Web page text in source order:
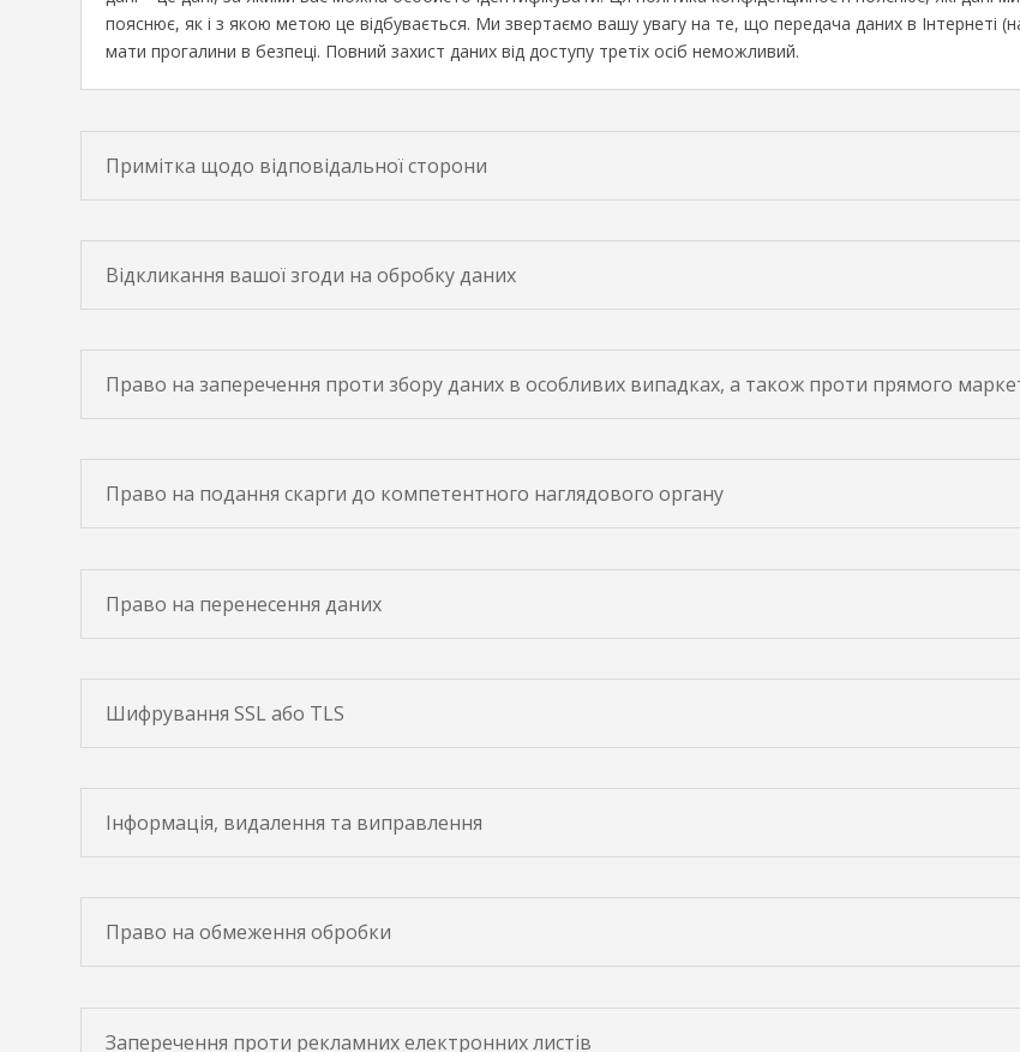
пояснює, як і з якою метою це відбувається. Ми звертаємо вашу увагу на те, що передача даних в Інтернеті
мати прогалини в безпеці. Повний захист даних від доступу третіх осіб неможливий.
Примітка щодо відповідальної сторони
Відкликання вашої згоди на обробку даних
Право на заперечення проти збору даних в особливих випадках, а також проти прямого
Право на подання скарги до компетентного наглядового органу
Право на перенесення даних
Шифрування SSL або TLS
Інформація, видалення та виправлення
Право на обмеження обробки
Заперечення проти рекламних електронних листів